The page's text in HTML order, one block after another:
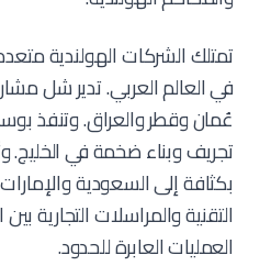
تمتلك الشركات الهولندية
في العالم العربي. تدير شل
عُمان وقطر والعراق. وتنفذ
بكثافة إلى السعودية
التقنية والمراسلات التجارية
العمليات العابرة للحدود.